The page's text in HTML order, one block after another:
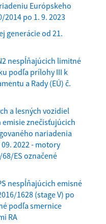
Európskeho
2014 po 1. 9. 2023
generácie od 21.
nespĺňajúcich limitné
podľa prílohy III k
a Rady (EÚ) č.
a lesných vozidiel
emisie znečisťujúcich
nariadenia
2022 - motory
ES označené
nespĺňajúcich emisné
1628 (stage V) po
podľa smernice
RA